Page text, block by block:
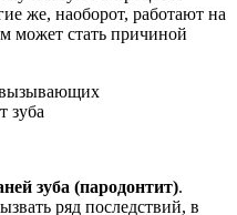
же, наоборот, работают на
может стать причиной
зуба (пародонтит).
ряд последствий, в